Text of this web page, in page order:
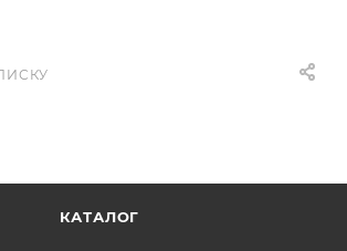
КАТАЛОГ